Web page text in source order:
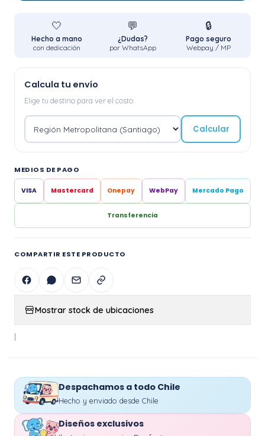
🤍
Hecho a mano
con dedicación
💬
¿Dudas?
por WhatsApp
🔒
Pago seguro
Webpay / MP
Calcula tu envío
Elige tu destino para ver el costo.
Calcular
MEDIOS DE PAGO
VISA Mastercard Onepay WebPay Mercado Pago
Transferencia
COMPARTIR ESTE PRODUCTO
Mostrar stock de ubicaciones
|
Despachamos a todo Chile
Hecho y enviado desde Chile
Diseños exclusivos